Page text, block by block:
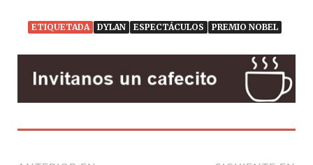
ETIQUETADA DYLAN ESPECTÁCULOS PREMIO NOBEL